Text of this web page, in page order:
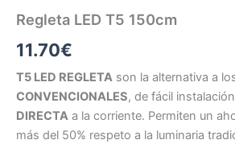
Regleta LED T5 150cm
11.70€
T5 LED REGLETA son la alternativa a
CONVENCIONALES, de fácil
DIRECTA a la corriente. Permiten un
más del 50% respeto a la luminaria